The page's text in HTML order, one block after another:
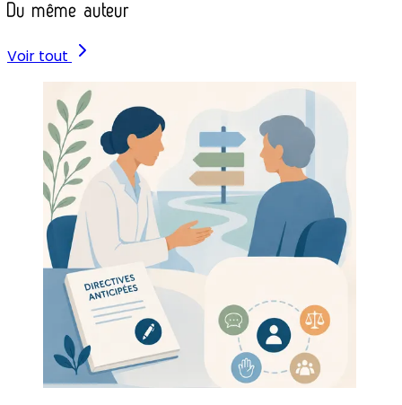
Du même auteur
Voir tout